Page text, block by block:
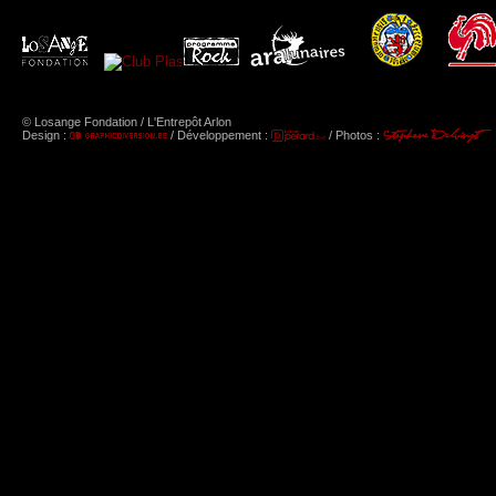
© Losange Fondation / L'Entrepôt Arlon
Design :
/ Développement : / Photos :